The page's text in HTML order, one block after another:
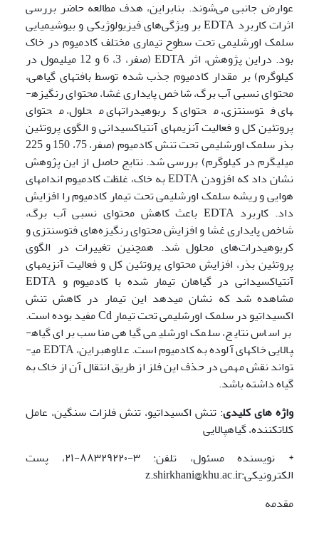
عوارض جانبی می‌شوند. بنابراین، هدف مطالعه حاضر بررسی
اثرات کاربرد EDTA بر ویژگی‌های فیزیولوژیکی و بیوشیمیایی
سلمک اورشلیمی تحت سطوح تیماری مختلف کادمیوم در خاک
بود. دراین پژوهش، اثر EDTA (صفر، 3، 6 و 12 میلی­مول در
کیلوگرم) بر مقدار کادمیوم جذب شده توسط بافت­های گیاهی،
محتوای نسبی آب برگ، شاخص پایداری غشا، محتوای رنگیزه­
های فتوسنتزی، محتوای کربوهیدرات­های محلول، محتوای
پروتئین کل و فعالیت آنزیم­های آنتی­اکسیدانی و الگوی پروتئین
بذر سلمک اورشلیمی تحت تنش کادمیوم (صفر، 75، 150 و 225
میلی­گرم در کیلوگرم) بررسی شد. نتایج حاصل از این پژوهش
نشان داد که افزودن EDTA به خاک، غلظت کادمیوم اندام­های
هوایی و ریشه سلمک اورشلیمی تحت تیمار کادمیوم را افزایش
داد. کاربرد EDTA باعث کاهش محتوای نسبی آب برگ،
شاخص پایداری غشا و افزایش محتوای رنگیزه­‌های فتوسنتزی و
کربوهیدرات‌های محلول شد. همچنین تغییرات در الگوی
پروتئین بذر، افزایش محتوای پروتئین کل و فعالیت آنزیم­های
آنتی­اکسیدانی در گیاهان تیمار شده با کادمیوم و EDTA
مشاهده شد که نشان می­دهد این تیمار در کاهش تنش
اکسیداتیو در سلمک اورشلیمی تحت تیمار Cd مفید بوده است.
بر اساس نتایج، سلمک اورشلیمی گیاهی مناسب برای گیاه­
پالایی خاک­های آلوده به کادمیوم است. علاوه­بر­این، EDTA می­
تواند نقش مهمی در حذف این فلز از طریق انتقال آن از خاک به
گیاه داشته باشد.
واژه های کلیدی: تنش اکسیداتیو، تنش فلزات سنگین، عامل
کلات­کننده، گیاه­پالایی
* نویسنده مسئول، تلفن: ۳-۸۸۳۲۹۲۲۰-۲۱، پست
الکترونیکی:z.shirkhani@khu.ac.ir
مقدمه